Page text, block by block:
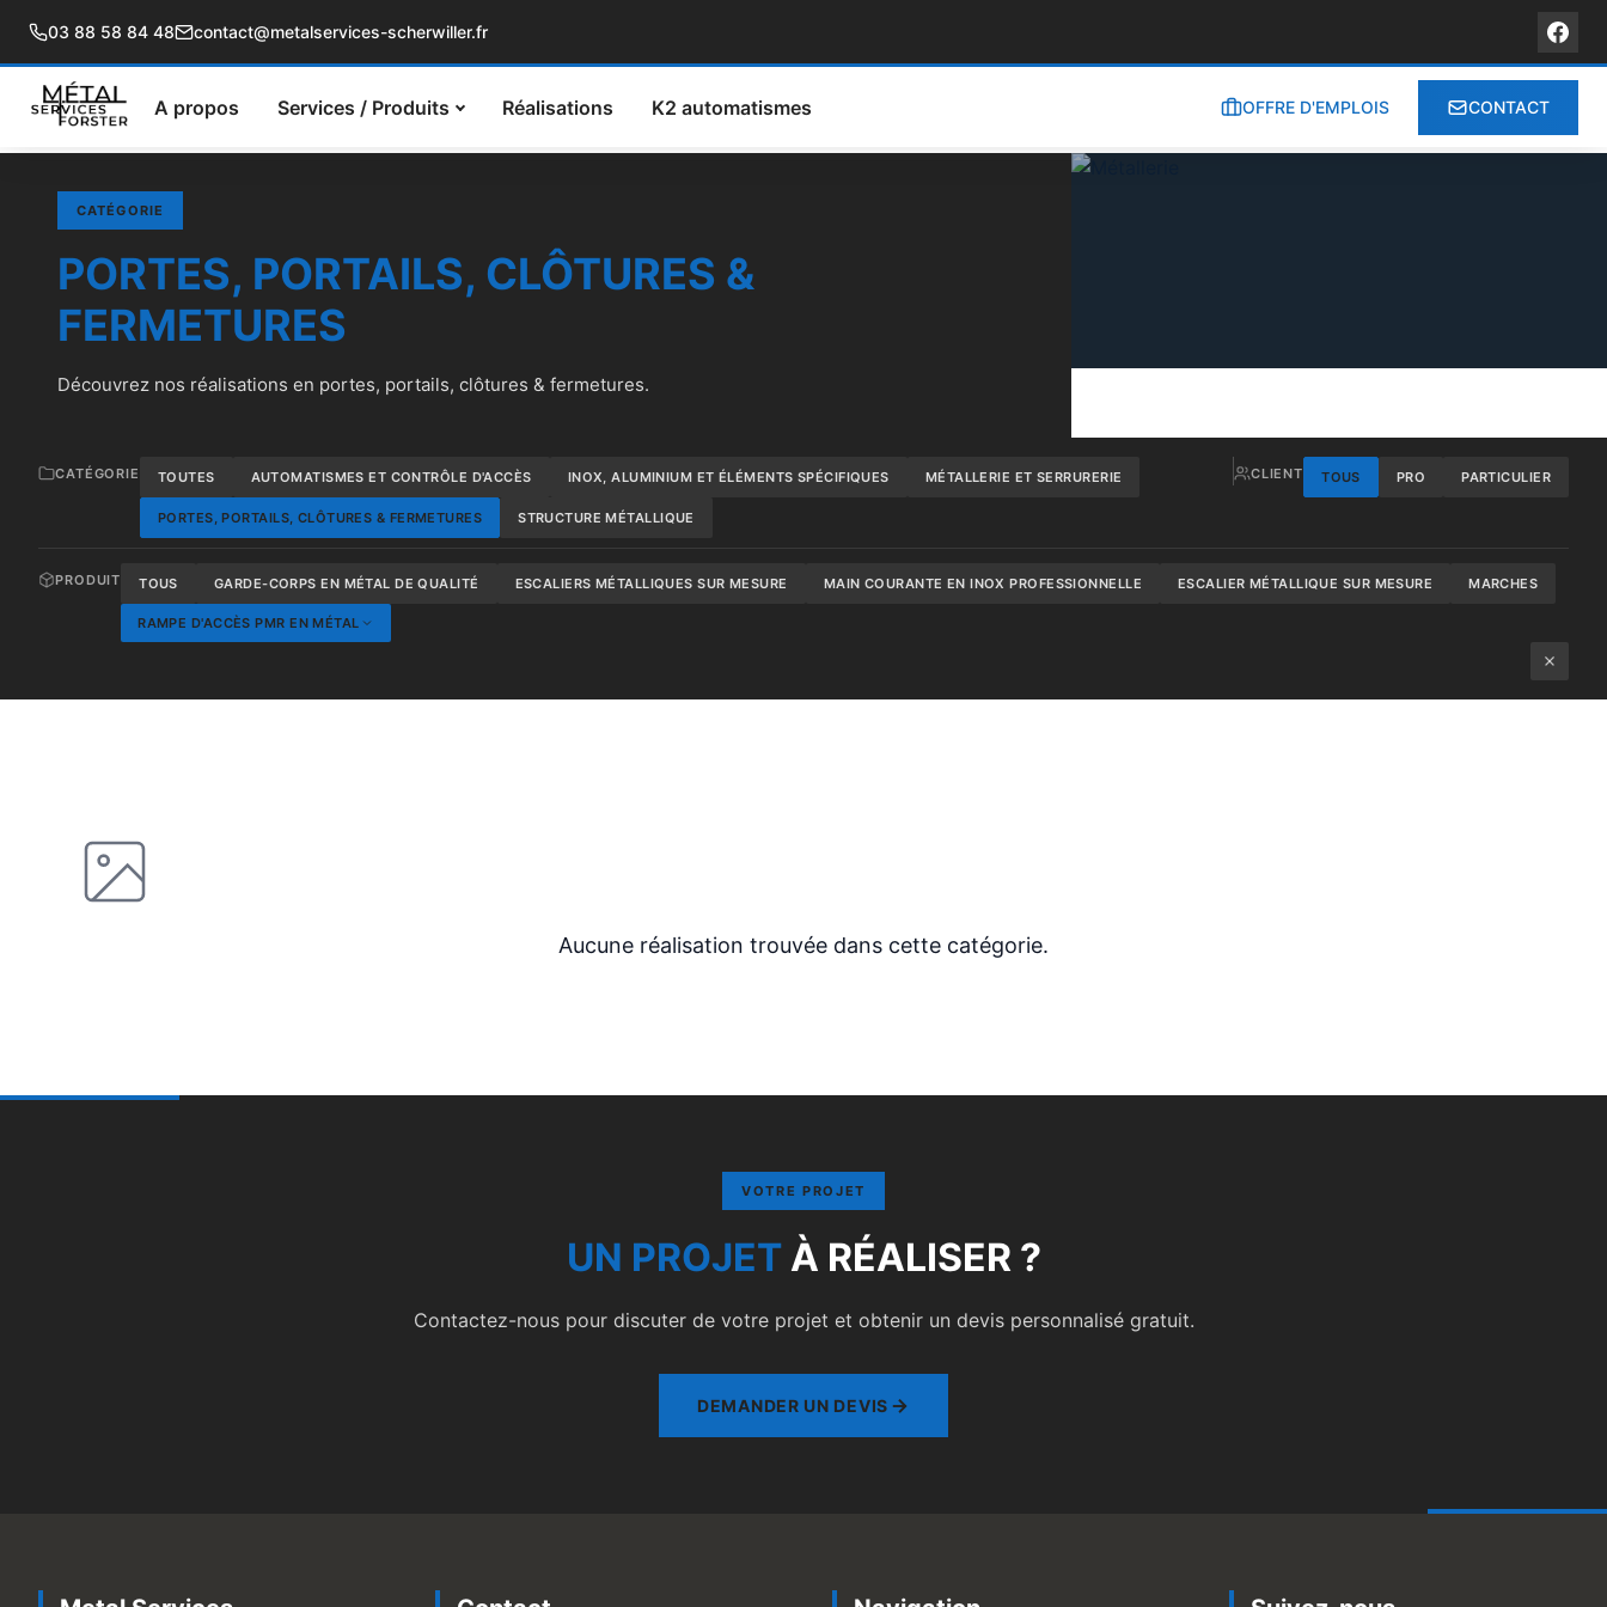
03 88 58 84 48 contact@metalservices-scherwiller.fr
A propos Services / Produits Réalisations K2 automatismes OFFRE D'EMPLOIS CONTACT
CATÉGORIE
PORTES, PORTAILS, CLÔTURES &
FERMETURES
Découvrez nos réalisations en portes, portails, clôtures & fermetures.
CATÉGORIE TOUTES AUTOMATISMES ET CONTRÔLE D'ACCÈS INOX, ALUMINIUM ET ÉLÉMENTS SPÉCIFIQUES MÉTALLERIE ET SERRURERIE
PORTES, PORTAILS, CLÔTURES & FERMETURES STRUCTURE MÉTALLIQUE
CLIENT TOUS PRO PARTICULIER
PRODUIT TOUS GARDE-CORPS EN MÉTAL DE QUALITÉ ESCALIERS MÉTALLIQUES SUR MESURE MAIN COURANTE EN INOX PROFESSIONNELLE ESCALIER MÉTALLIQUE SUR MESURE MARCHES
RAMPE D'ACCÈS PMR EN MÉTAL
Aucune réalisation trouvée dans cette catégorie.
VOTRE PROJET
UN PROJETÀ RÉALISER ?
Contactez-nous pour discuter de votre projet et obtenir un devis personnalisé gratuit.
DEMANDER UN DEVIS